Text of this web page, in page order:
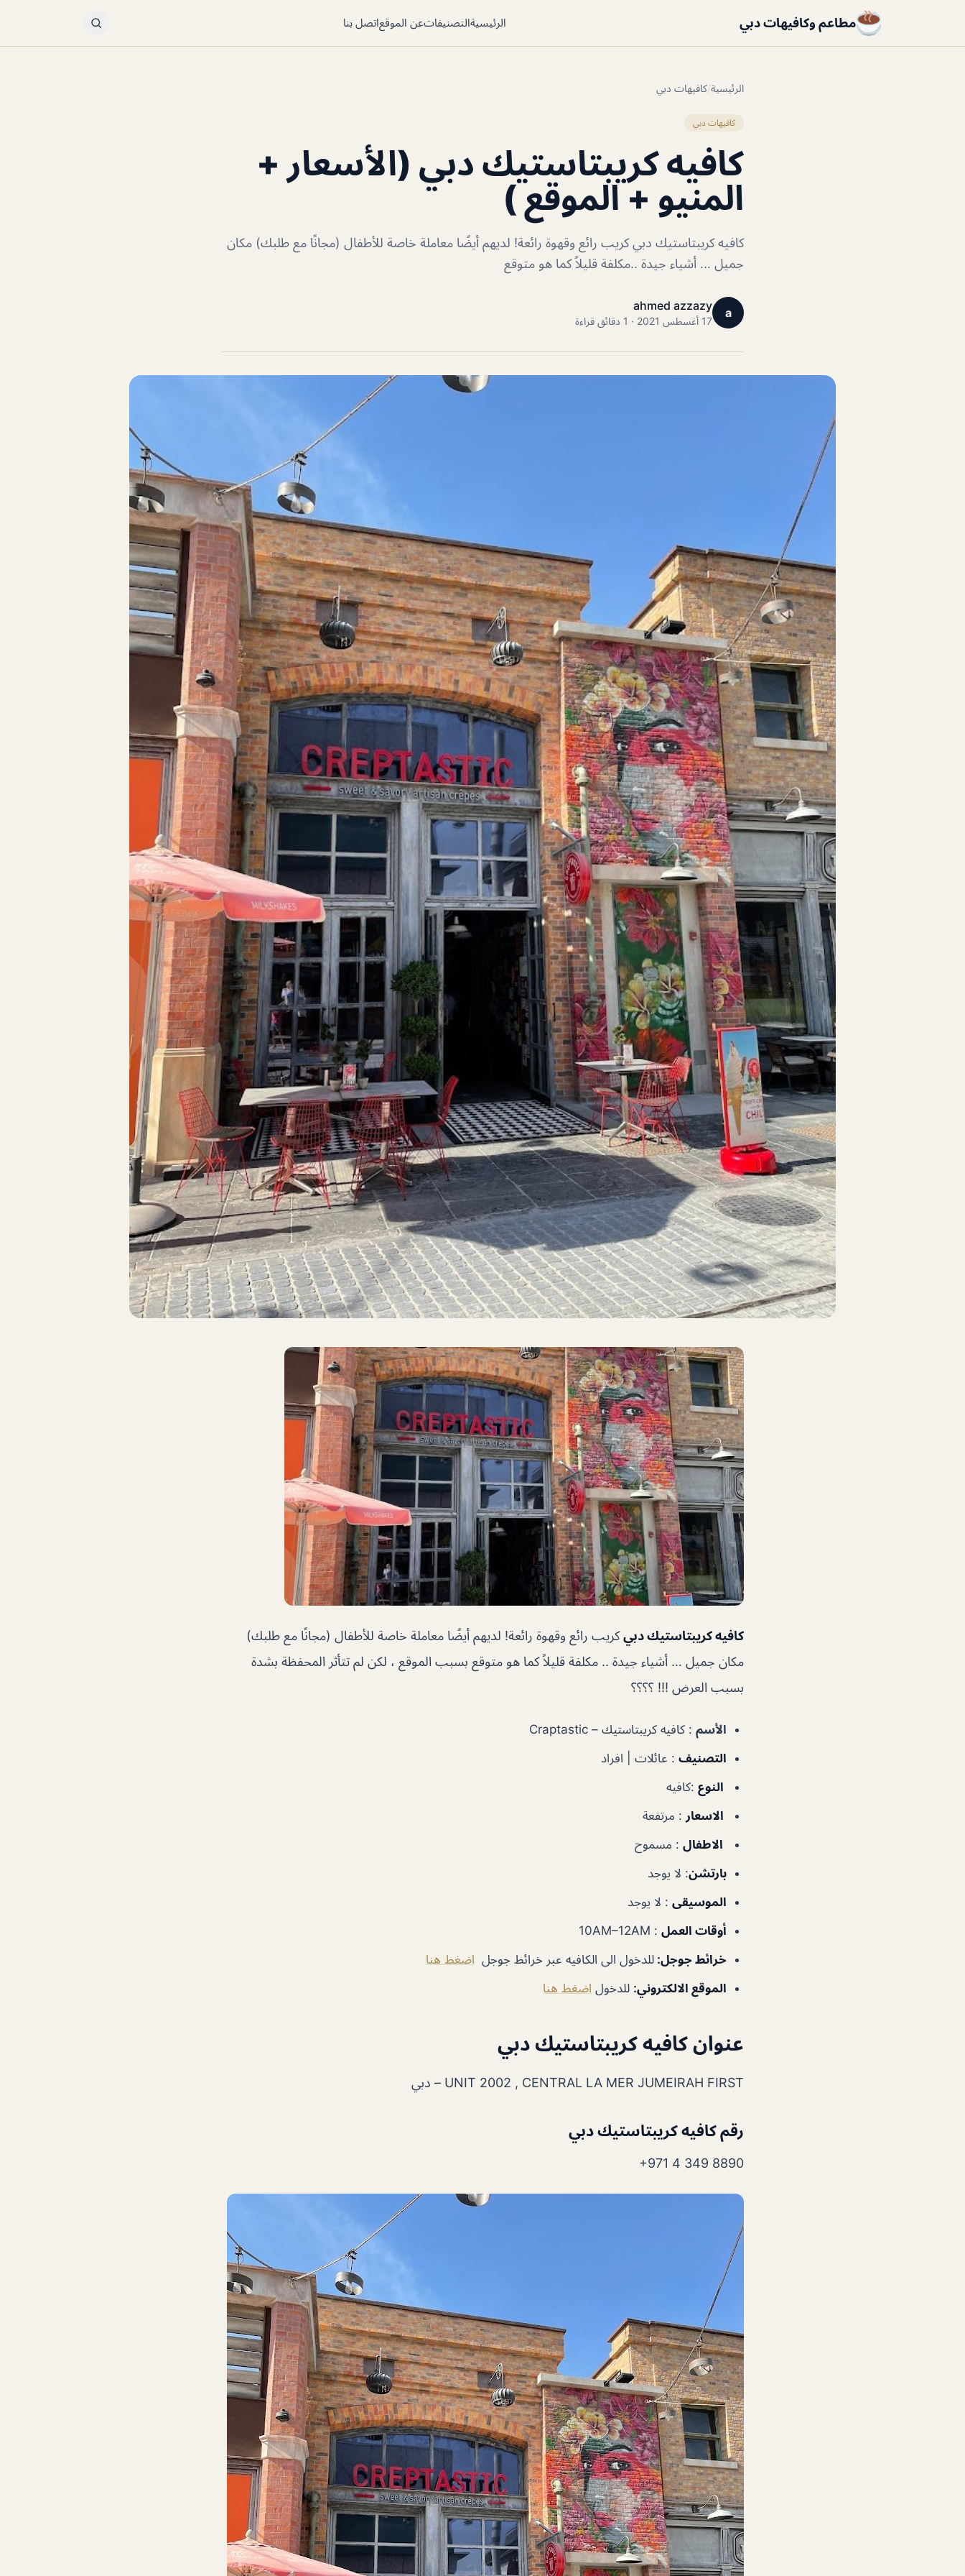
مطاعم وكافيهات دبي الرئيسيةالتصنيفاتعن الموقعاتصل بنا
الرئيسية/كافيهات دبي
كافيهات دبي
كافيه كريبتاستيك دبي (الأسعار +
المنيو + الموقع )
كافيه كريبتاستيك دبي كريب رائع وقهوة رائعة! لديهم أيضًا معاملة خاصة للأطفال (مجانًا مع طلبك) مكان
جميل ... أشياء جيدة ..مكلفة قليلاً كما هو متوقع
a
ahmed azzazy
17 أغسطس 2021 · 1 دقائق قراءة
كافيه كريبتاستيك دبيكريب رائع وقهوة رائعة! لديهم أيضًا معاملة خاصة للأطفال (مجانًا مع طلبك)
مكان جميل … أشياء جيدة .. مكلفة قليلاً كما هو متوقع بسبب الموقع ، لكن لم تتأثر المحفظة بشدة
بسبب العرض !!! ؟؟؟؟
الأسم : كافيه كريبتاستيك – Craptastic
التصنيف : عائلات | افراد
النوع :كافيه
الاسعار : مرتفعة
الاطفال : مسموح
بارتشن: لا يوجد
الموسيقى : لا يوجد
أوقات العمل : 10AM–12AM
خرائط جوجل: للدخول الى الكافيه عبر خرائط جوجل اضغط هنا
الموقع الالكتروني: للدخول اضغط هنا
عنوان كافيه كريبتاستيك دبي
UNIT 2002 , CENTRAL LA MER JUMEIRAH FIRST – دبي
رقم كافيه كريبتاستيك دبي